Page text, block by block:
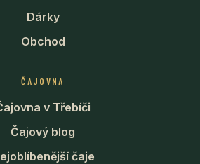
Dárky
Obchod
ČAJOVNA
v Třebíči
Čajový blog
čaje